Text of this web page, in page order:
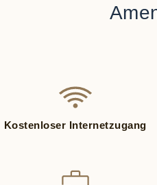
Kostenloser Internetzugang